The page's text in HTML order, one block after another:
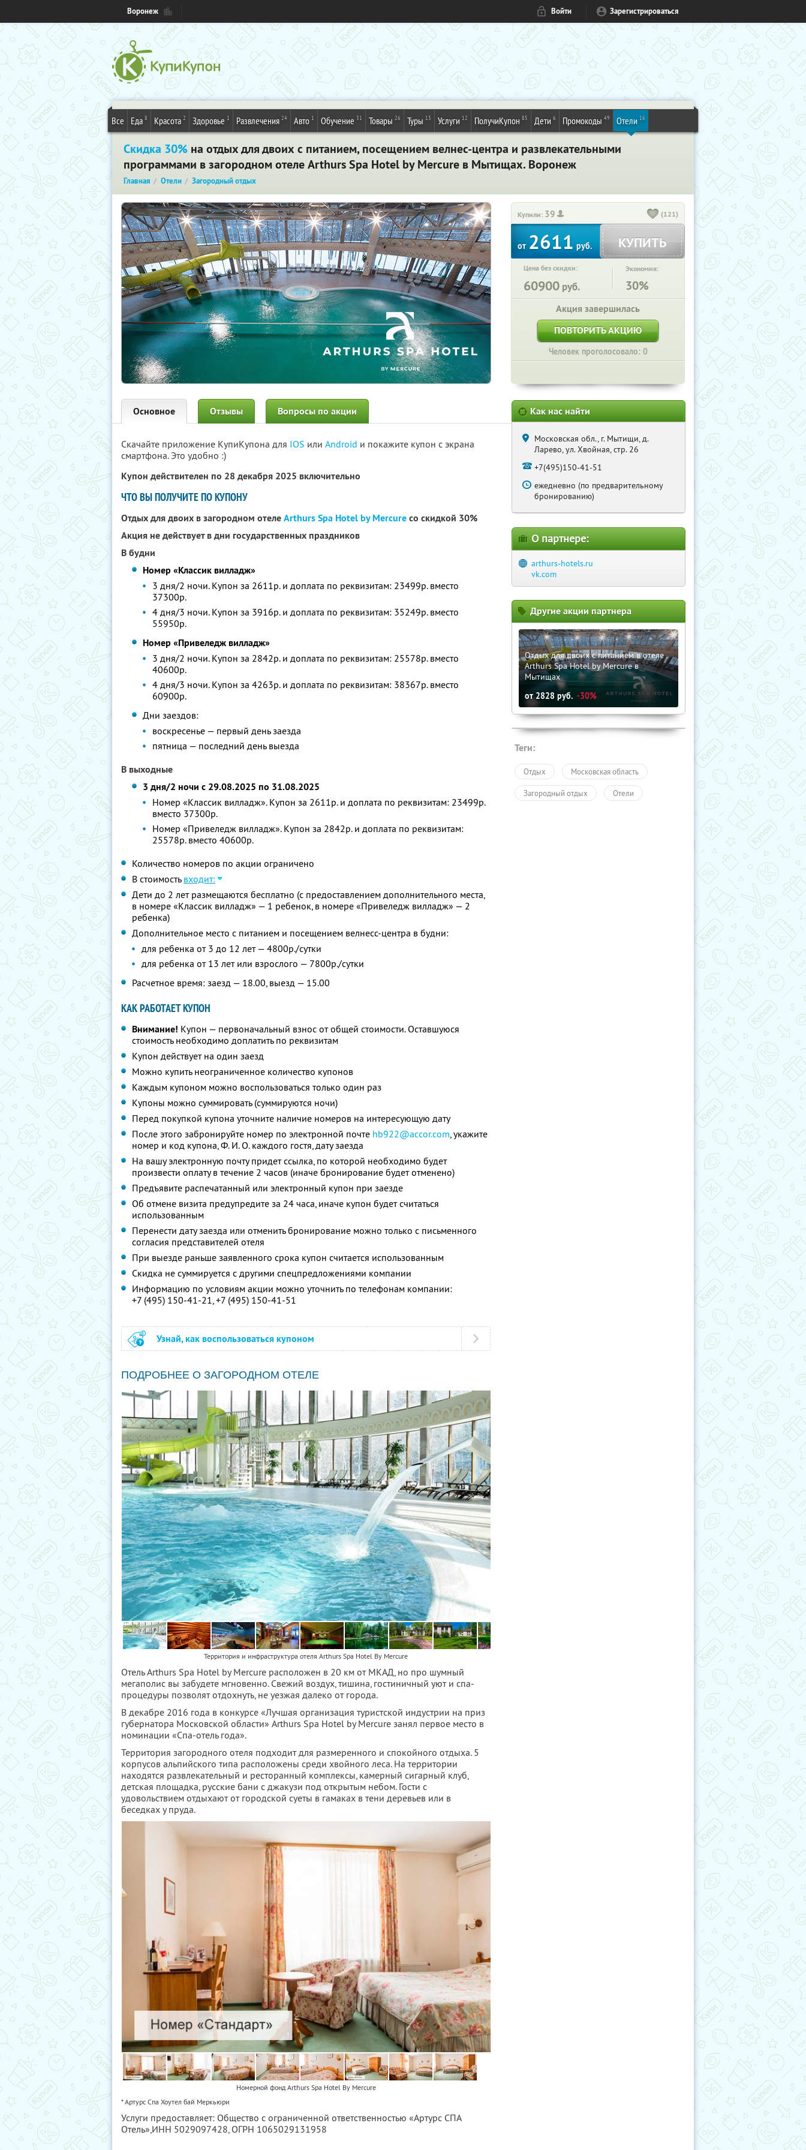
Воронеж Войти Зарегистрироваться
Все Еда 8 Красота 2 Здоровье 1 Развлечения 24 Авто 1 Обучение 31 Товары 26 Туры 13 Услуги 12 ПолучиКупон 85 Дети 6 Промокоды 49 Отели 16
Скидка 30% на отдых для двоих с питанием, посещением велнес-центра и развлекательными
программами в загородном отеле Arthurs Spa Hotel by Mercure в Мытищах. Воронеж
Главная Отели Загородный отдых
Купили: 39 (121)
от 2611 руб. КУПИТЬ
Цена без скидки:
60900 руб.
Экономия:
30%
Акция завершилась
ПОВТОРИТЬ АКЦИЮ
Человек проголосовало: 0
Основное Отзывы Вопросы по акции
Скачайте приложение КупиКупона для IOS или Android и покажите купон с экрана
смартфона. Это удобно :)
Купон действителен по 28 декабря 2025 включительно
ЧТО ВЫ ПОЛУЧИТЕ ПО КУПОНУ
Отдых для двоих в загородном отелеArthurs Spa Hotel by Mercureсо скидкой 30%
Акция не действует в дни государственных праздников
В будни
Номер «Классик вилладж»
3 дня/2 ночи. Купон за 2611р. и доплата по реквизитам: 23499р. вместо
37300р.
4 дня/3 ночи. Купон за 3916р. и доплата по реквизитам: 35249р. вместо
55950р.
Номер «Привеледж вилладж»
3 дня/2 ночи. Купон за 2842р. и доплата по реквизитам: 25578р. вместо
40600р.
4 дня/3 ночи. Купон за 4263р. и доплата по реквизитам: 38367р. вместо
60900р.
Дни заездов:
воскресенье — первый день заезда
пятница — последний день выезда
В выходные
3 дня/2 ночи с 29.08.2025 по 31.08.2025
Номер «Классик вилладж». Купон за 2611р. и доплата по реквизитам: 23499р.
вместо 37300р.
Номер «Привеледж вилладж». Купон за 2842р. и доплата по реквизитам:
25578р. вместо 40600р.
Количество номеров по акции ограничено
В стоимость входит:
Дети до 2 лет размещаются бесплатно (с предоставлением дополнительного места,
в номере «Классик вилладж» — 1 ребенок, в номере «Привеледж вилладж» — 2
ребенка)
Дополнительное место с питанием и посещением велнесс-центра в будни:
для ребенка от 3 до 12 лет — 4800р./сутки
для ребенка от 13 лет или взрослого — 7800р./сутки
Расчетное время: заезд — 18.00, выезд — 15.00
КАК РАБОТАЕТ КУПОН
Внимание! Купон — первоначальный взнос от общей стоимости. Оставшуюся
стоимость необходимо доплатить по реквизитам
Купон действует на один заезд
Можно купить неограниченное количество купонов
Каждым купоном можно воспользоваться только один раз
Купоны можно суммировать (суммируются ночи)
Перед покупкой купона уточните наличие номеров на интересующую дату
После этого забронируйте номер по электронной почте hb922@accor.com, укажите
номер и код купона,Ф. И. О.каждого гостя, дату заезда
На вашу электронную почту придет ссылка, по которой необходимо будет
произвести оплату в течение 2 часов (иначе бронирование будет отменено)
Предъявите распечатанный или электронный купон при заезде
Об отмене визита предупредите за 24 часа, иначе купон будет считаться
использованным
Перенести дату заезда или отменить бронирование можно только с письменного
согласия представителей отеля
При выезде раньше заявленного срока купон считается использованным
Скидка не суммируется с другими спецпредложениями компании
Информацию по условиям акции можно уточнить по телефонам компании:
+7 (495) 150-41-21, +7 (495) 150-41-51
Узнай, как воспользоваться купоном
ПОДРОБНЕЕ О ЗАГОРОДНОМ ОТЕЛЕ
Территория и инфраструктура отеля Arthurs Spa Hotel By Mercure
Отель Arthurs Spa Hotel by Mercure расположен в 20 км от МКАД, но про шумный
мегаполис вы забудете мгновенно. Свежий воздух, тишина, гостиничный уют и спа-
процедуры позволят отдохнуть, не уезжая далеко от города.
В декабре 2016 года в конкурсе «Лучшая организация туристской индустрии на приз
губернатора Московской области» Arthurs Spa Hotel by Mercure занял первое место в
номинации «Спа-отель года».
Территория загородного отеля подходит для размеренного и спокойного отдыха. 5
корпусов альпийского типа расположены среди хвойного леса. На территории
находятся развлекательный и ресторанный комплексы, камерный сигарный клуб,
детская площадка, русские бани с джакузи под открытым небом. Гости с
удовольствием отдыхают от городской суеты в гамаках в тени деревьев или в
беседках у пруда.
Номерной фонд Arthurs Spa Hotel By Mercure
* Артурс Спа Хоутел бай Меркьюри
Услуги предоставляет: Общество с ограниченной ответственностью «Артурс СПА
Отель», ИНН 5029097428 , ОГРН 1065029131958
Как нас найти
Московская обл., г. Мытищи, д.
Ларево, ул. Хвойная, стр. 26
+7(495)150-41-51
ежедневно (по предварительному
бронированию)
О партнере:
arthurs-hotels.ru
vk.com
Другие акции партнера
Отдых для двоих с питанием в отеле
Arthurs Spa Hotel by Mercure в
Мытищах
от2828 руб. -30%
Теги:
Отдых Московская область
Загородный отдых Отели